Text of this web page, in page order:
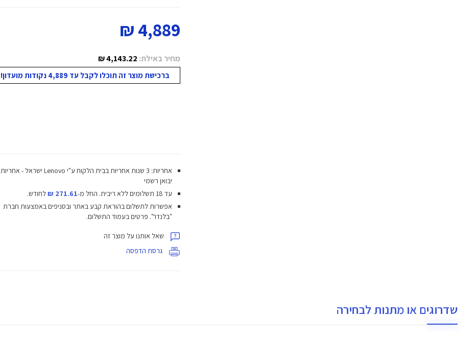
4,889 ₪
מחיר באילת: 4,143.22 ₪
ברכישת מוצר זה תוכלו לקבל עד 4,889 נקודות מועדון!
אחריות: 3 שנות אחריות בבית הלקוח ע"י Lenovo ישראל - אחריות
יבואן רשמי
עד 18 תשלומים ללא ריבית.
החל מ-271.61 ₪
לחודש.
אפשרות לתשלום בהוראת קבע באתר ובסניפים באמצעות חברת
"בלנדר". פרטים בעמוד התשלום.
שאל אותנו על מוצר זה
גרסת הדפסה
שדרוגים או מתנות לבחירה